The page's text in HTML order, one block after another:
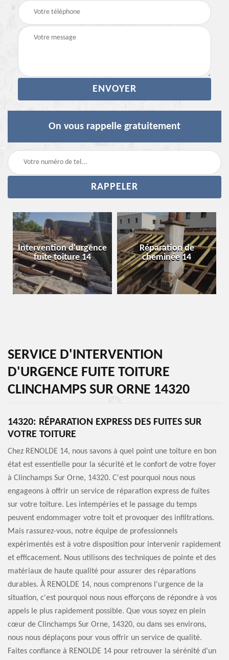
On vous rappelle gratuitement
Intervention d'urgence
fuite toiture 14
Réparation de
cheminée 14
SERVICE D'INTERVENTION
D'URGENCE FUITE TOITURE
CLINCHAMPS SUR ORNE 14320
14320: RÉPARATION EXPRESS DES FUITES SUR
VOTRE TOITURE
Chez RENOLDE 14, nous savons à quel point une toiture en bon
état est essentielle pour la sécurité et le confort de votre foyer
à Clinchamps Sur Orne, 14320. C'est pourquoi nous nous
engageons à offrir un service de réparation express de fuites
sur votre toiture. Les intempéries et le passage du temps
peuvent endommager votre toit et provoquer des infiltrations.
Mais rassurez-vous, notre équipe de professionnels
expérimentés est à votre disposition pour intervenir rapidement
et efficacement. Nous utilisons des techniques de pointe et des
matériaux de haute qualité pour assurer des réparations
durables. À RENOLDE 14, nous comprenons l'urgence de la
situation, c'est pourquoi nous nous efforçons de répondre à vos
appels le plus rapidement possible. Que vous soyez en plein
cœur de Clinchamps Sur Orne, 14320, ou dans ses environs,
nous nous déplaçons pour vous offrir un service de qualité.
Faites confiance à RENOLDE 14 pour retrouver la sérénité d’un